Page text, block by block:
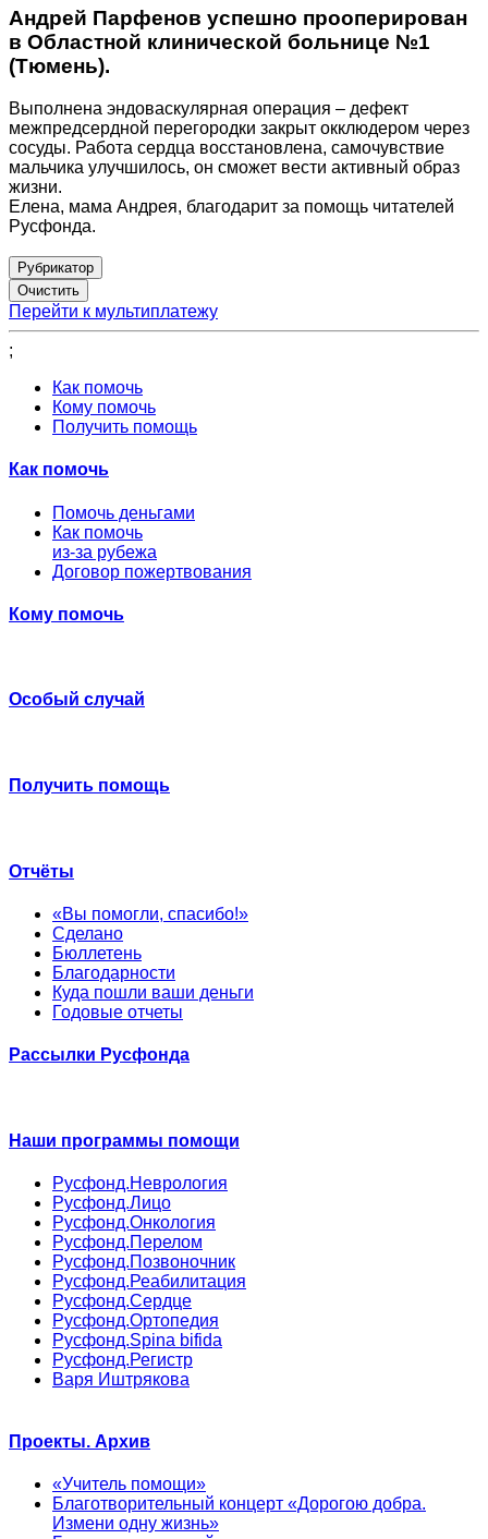
Андрей Парфенов успешно прооперирован
в Областной клинической больнице №1
(Тюмень).
Выполнена эндоваскулярная операция – дефект
межпредсердной перегородки закрыт окклюдером через
сосуды. Работа сердца восстановлена, самочувствие
мальчика улучшилось, он сможет вести активный образ
жизни.
Елена, мама Андрея, благодарит за помощь читателей
Русфонда.
Рубрикатор
Перейти к мультиплатежу
;
Как помочь
Кому помочь
Получить помощь
Как помочь
Помочь деньгами
Как помочь
из-за рубежа
Договор пожертвования
Кому помочь
Особый случай
Получить помощь
Отчёты
«Вы помогли, спасибо!»
Сделано
Бюллетень
Благодарности
Куда пошли ваши деньги
Годовые отчеты
Рассылки Русфонда
Наши программы помощи
Русфонд.Неврология
Русфонд.Лицо
Русфонд.Онкология
Русфонд.Перелом
Русфонд.Позвоночник
Русфонд.Реабилитация
Русфонд.Сердце
Русфонд.Ортопедия
Русфонд.Spina bifida
Русфонд.Регистр
Варя Иштрякова
Проекты. Архив
«Учитель помощи»
Благотворительный концерт «Дорогою добра.
Измени одну жизнь»